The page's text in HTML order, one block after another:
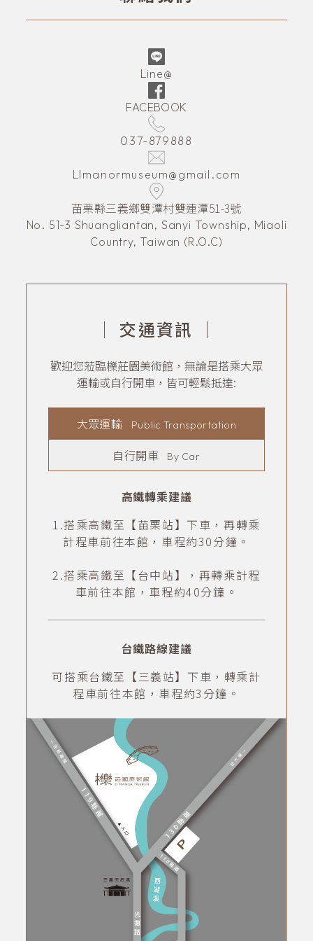
Line@
FACEBOOK
037-879888
LImanormuseum@gmail.com
苗栗縣三義鄉雙潭村雙連潭51-3號
No. 51-3 Shuangliantan, Sanyi Township, Miaoli
Country, Taiwan (R.O.C)
｜ 交通資訊 ｜
歡迎您蒞臨櫟莊園美術館，無論是搭乘大眾
運輸或自行開車，皆可輕鬆抵達:
大眾運輸 Public Transportation
自行開車 By Car
高鐵轉乘建議
1.搭乘高鐵至【苗栗站】下車，再轉乘
計程車前往本館，車程約30分鐘。
2.搭乘高鐵至【台中站】，再轉乘計程
車前往本館，車程約40分鐘。
台鐵路線建議
可搭乘台鐵至【三義站】下車，轉乘計
程車前往本館，車程約3分鐘。